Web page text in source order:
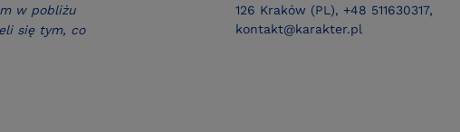
w pobliżu
się tym, co
126 Kraków (PL), +48 511630317,
kontakt@karakter.pl